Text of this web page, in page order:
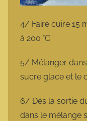
4/ Faire cuire 15
à 200 °C.
5/ Mélanger
sucre glace et le
6/ Dès la sortie
dans le mélange